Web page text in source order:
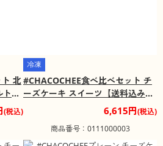
北
ト
】
(税込)
冷凍
#CHACOCHEE食べ比べセット チ
ーズケーキ スイーツ【送料込み】
【二重包装不可】【お届け不可地
6,615円(税込)
商品番号：0111000003